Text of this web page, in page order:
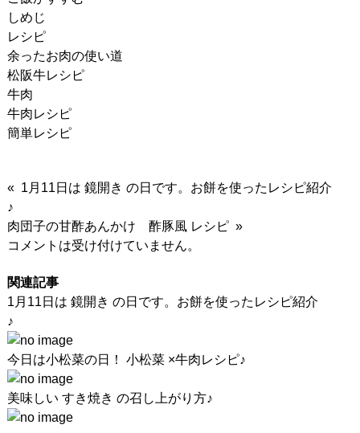
しめじ
レシピ
余ったお肉の使い道
松阪牛レシピ
牛肉
牛肉レシピ
簡単レシピ
« 1月11日は 鏡開き の日です。お餅を使ったレシピ紹介
♪
肉団子の甘酢あんかけ 酢豚風 レシピ »
コメントは受け付けていません。
関連記事
1月11日は 鏡開き の日です。お餅を使ったレシピ紹介
♪
今日は小松菜の日！ 小松菜 ×牛肉レシピ♪
美味しい すき焼き の召し上がり方♪